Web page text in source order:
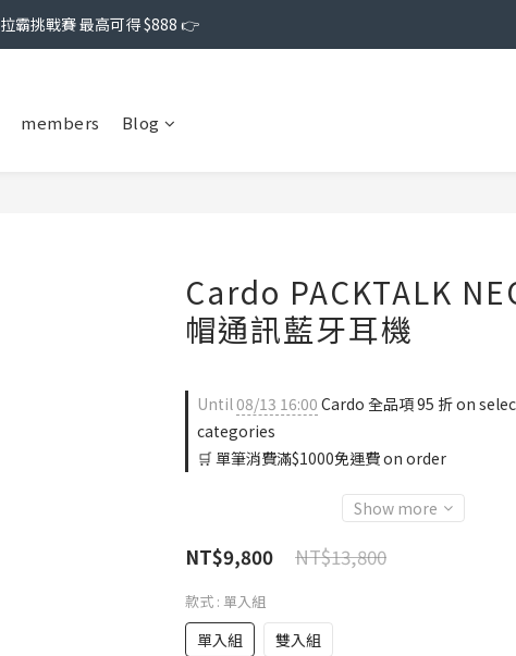
拉霸挑戰賽 最高可得 $888 👉
members Blog
Cardo PACKTALK
帽通訊藍牙耳機
Until08/13 16:00 Cardo 全品項 95 折 on
categories
🛒 單筆消費滿$1000免運費 on order
Show more
NT$13,800
NT$9,800
款式 : 單入組
單入組 雙入組